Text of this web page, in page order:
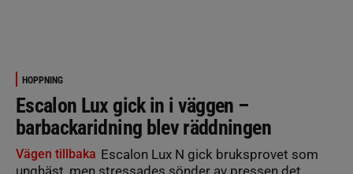
HOPPNING
Escalon Lux gick in i väggen –
barbackaridning blev räddningen
Vägen tillbaka Escalon Lux N gick bruksprovet som
unghäst, men stressades sönder av pressen det